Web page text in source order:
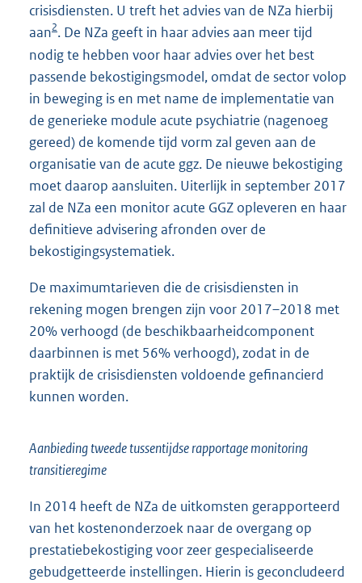
crisisdiensten. U treft het advies van de NZa hierbij
aan2. De NZa geeft in haar advies aan meer tijd
nodig te hebben voor haar advies over het best
passende bekostigingsmodel, omdat de sector volop
in beweging is en met name de implementatie van
de generieke module acute psychiatrie (nagenoeg
gereed) de komende tijd vorm zal geven aan de
organisatie van de acute ggz. De nieuwe bekostiging
moet daarop aansluiten. Uiterlijk in september 2017
zal de NZa een monitor acute GGZ opleveren en haar
definitieve advisering afronden over de
bekostigingsystematiek.
De maximumtarieven die de crisisdiensten in
rekening mogen brengen zijn voor 2017–2018 met
20% verhoogd (de beschikbaarheidcomponent
daarbinnen is met 56% verhoogd), zodat in de
praktijk de crisisdiensten voldoende gefinancierd
kunnen worden.
Aanbieding tweede tussentijdse rapportage monitoring
transitieregime
In 2014 heeft de NZa de uitkomsten gerapporteerd
van het kostenonderzoek naar de overgang op
prestatiebekostiging voor zeer gespecialiseerde
gebudgetteerde instellingen. Hierin is geconcludeerd